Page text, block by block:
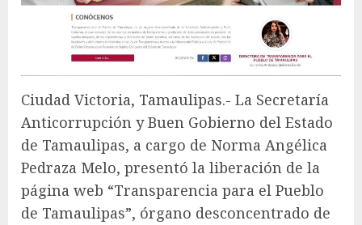
Ciudad Victoria, Tamaulipas.- La Secretaría
Anticorrupción y Buen Gobierno del Estado
de Tamaulipas, a cargo de Norma Angélica
Pedraza Melo, presentó la liberación de la
página web “Transparencia para el Pueblo
de Tamaulipas”, órgano desconcentrado de